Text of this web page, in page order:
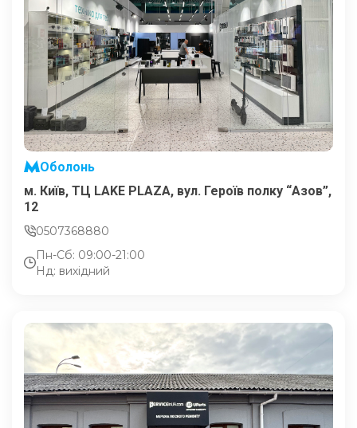
Оболонь
м. Київ, ТЦ LAKE PLAZA, вул. Героїв полку “Азов”,
12
0507368880
Пн-Сб: 09:00-21:00
Нд: вихідний